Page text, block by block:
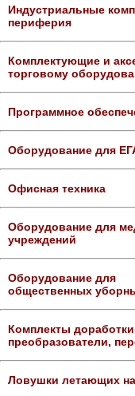
Индустриальные
периферия
Комплектующие и
торговому
Программное
Оборудование для
Офисная техника
Оборудование для
учреждений
Оборудование для
общественных
Комплекты
преобразователи,
Ловушки летающих